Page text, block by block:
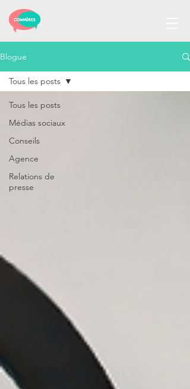
Blogue
Tous les posts
Médias sociaux
Conseils
Agence
Relations de
presse
Tous les posts